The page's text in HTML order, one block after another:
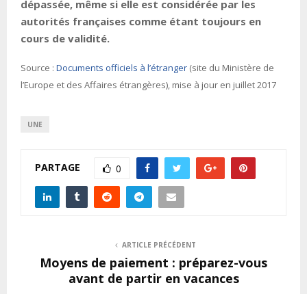
dépassée, même si elle est considérée par les
autorités françaises comme étant toujours en
cours de validité.
Source : Documents officiels à l’étranger (site du Ministère de
l’Europe et des Affaires étrangères), mise à jour en juillet 2017
UNE
PARTAGE 0
ARTICLE PRÉCÉDENT
Moyens de paiement : préparez-vous
avant de partir en vacances